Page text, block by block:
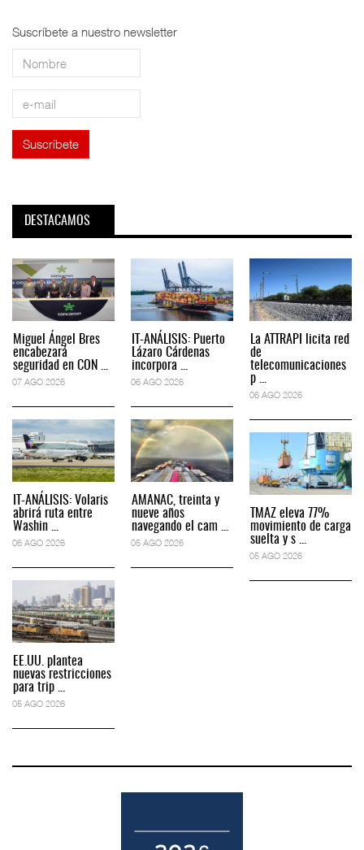
Suscríbete a nuestro newsletter
DESTACAMOS
Miguel Ángel Bres
encabezará
seguridad en CON ...
07 AGO 2026
IT-ANÁLISIS: Volaris
abrirá ruta entre
Washin ...
06 AGO 2026
EE.UU. plantea
nuevas restricciones
para trip ...
05 AGO 2026
IT-ANÁLISIS: Puerto
Lázaro Cárdenas
incorpora ...
06 AGO 2026
AMANAC, treinta y
nueve años
navegando el cam ...
05 AGO 2026
La ATTRAPI licita red
de
telecomunicaciones
p ...
06 AGO 2026
TMAZ eleva 77%
movimiento de carga
suelta y s ...
05 AGO 2026